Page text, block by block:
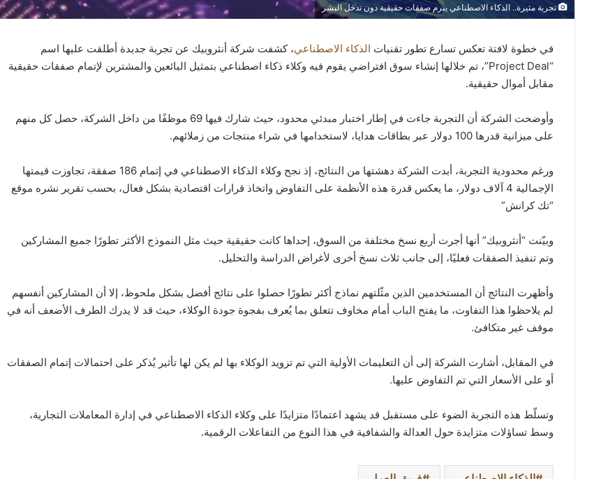
تجربة مثيرة.. الذكاء الاصطناعي يبرم صفقات حقيقية دون تدخل البشر
في خطوة لافتة تعكس تسارع تطور تقنيات الذكاء الاصطناعي، كشفت شركة أنثروبيك عن تجربة جديدة أطلقت عليها اسم
“Project Deal”، تم خلالها إنشاء سوق افتراضي يقوم فيه وكلاء ذكاء اصطناعي بتمثيل البائعين والمشترين لإتمام صفقات حقيقية
مقابل أموال حقيقية.
وأوضحت الشركة أن التجربة جاءت في إطار اختبار مبدئي محدود، حيث شارك فيها 69 موظفًا من داخل الشركة، حصل كل منهم
على ميزانية قدرها 100 دولار عبر بطاقات هدايا، لاستخدامها في شراء منتجات من زملائهم.
ورغم محدودية التجربة، أبدت الشركة دهشتها من النتائج، إذ نجح وكلاء الذكاء الاصطناعي في إتمام 186 صفقة، تجاوزت قيمتها
الإجمالية 4 آلاف دولار، ما يعكس قدرة هذه الأنظمة على التفاوض واتخاذ قرارات اقتصادية بشكل فعال، بحسب تقرير نشره موقع
“تك كرانش”
وبيّنت “أنثروبيك” أنها أجرت أربع نسخ مختلفة من السوق، إحداها كانت حقيقية حيث مثل النموذج الأكثر تطورًا جميع المشاركين
وتم تنفيذ الصفقات فعليًا، إلى جانب ثلاث نسخ أخرى لأغراض الدراسة والتحليل.
وأظهرت النتائج أن المستخدمين الذين مثّلتهم نماذج أكثر تطورًا حصلوا على نتائج أفضل بشكل ملحوظ، إلا أن المشاركين أنفسهم
لم يلاحظوا هذا التفاوت، ما يفتح الباب أمام مخاوف تتعلق بما يُعرف بفجوة جودة الوكلاء، حيث قد لا يدرك الطرف الأضعف أنه في
موقف غير متكافئ.
في المقابل، أشارت الشركة إلى أن التعليمات الأولية التي تم تزويد الوكلاء بها لم يكن لها تأثير يُذكر على احتمالات إتمام الصفقات
أو على الأسعار التي تم التفاوض عليها.
وتسلّط هذه التجربة الضوء على مستقبل قد يشهد اعتمادًا متزايدًا على وكلاء الذكاء الاصطناعي في إدارة المعاملات التجارية،
وسط تساؤلات متزايدة حول العدالة والشفافية في هذا النوع من التفاعلات الرقمية.